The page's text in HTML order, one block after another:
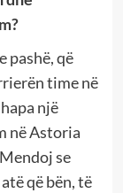
pashë, që
time në
një
në Astoria
se
që bën, të